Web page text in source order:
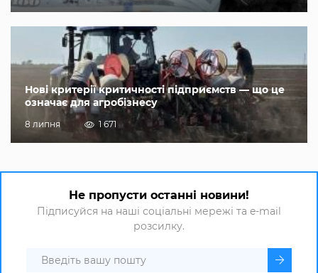
Нові критерії критичності підприємств — що це
означає для агробізнесу
8 липня 1 671
Не пропусти останні новини!
Підписуйся на наші соціальні мережі та e-mail
розсилку.